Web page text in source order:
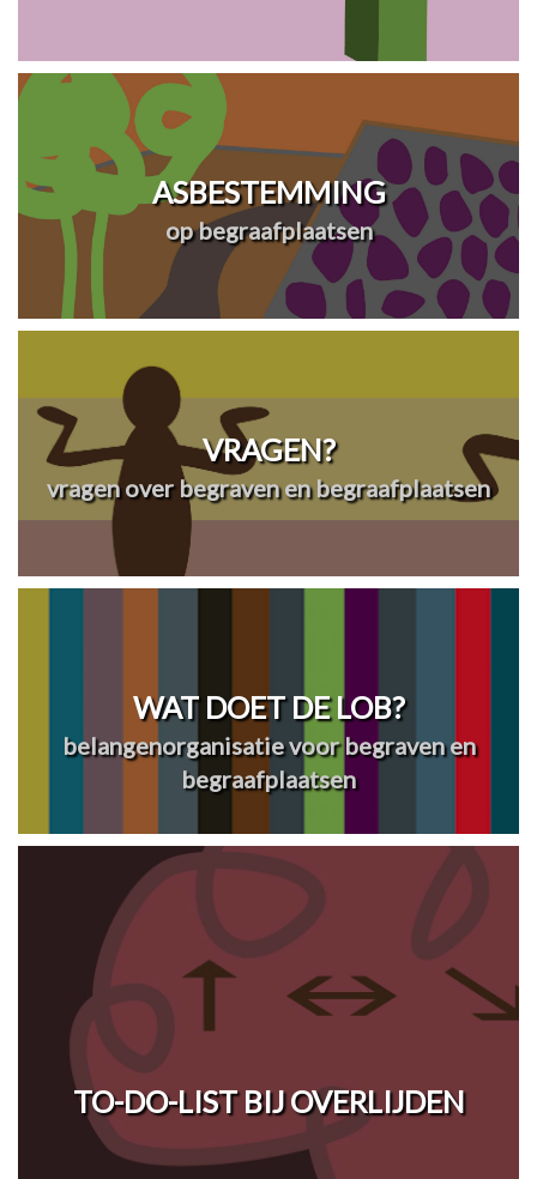
ASBESTEMMING
op begraafplaatsen
VRAGEN?
vragen over begraven en begraafplaatsen
WAT DOET DE LOB?
belangenorganisatie voor begraven en
begraafplaatsen
TO-DO-LIST BIJ OVERLIJDEN